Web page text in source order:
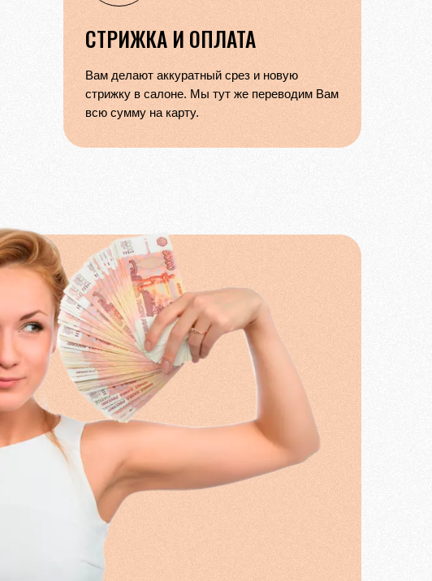
СТРИЖКА И ОПЛАТА
Вам делают аккуратный срез и новую
стрижку в салоне. Мы тут же переводим Вам
всю сумму на карту.